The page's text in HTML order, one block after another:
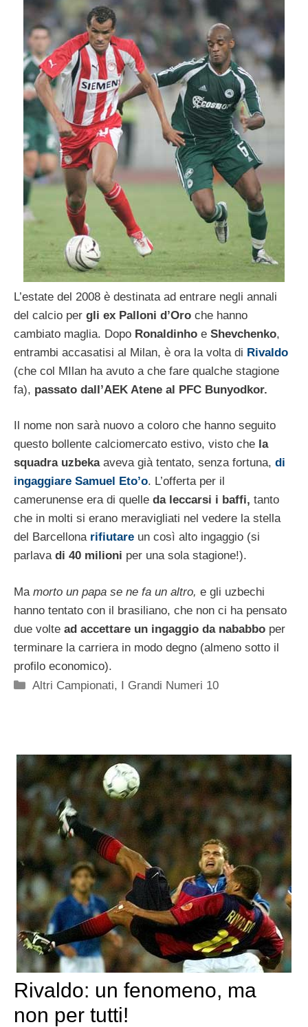
L’estate del 2008 è destinata ad entrare negli annali
del calcio per gli ex Palloni d’Oro che hanno
cambiato maglia. Dopo Ronaldinho e Shevchenko,
entrambi accasatisi al Milan, è ora la volta di Rivaldo
(che col MIlan ha avuto a che fare qualche stagione
fa), passato dall’AEK Atene al PFC Bunyodkor.
Il nome non sarà nuovo a coloro che hanno seguito
questo bollente calciomercato estivo, visto che la
squadra uzbekaaveva già tentato, senza fortuna, di
ingaggiare Samuel Eto’o. L’offerta per il
camerunense era di quelle da leccarsi i baffi, tanto
che in molti si erano meravigliati nel vedere la stella
del Barcellona rifiutare un così alto ingaggio (si
parlava di 40 milioni per una sola stagione!).
Ma morto un papa se ne fa un altro, e gli uzbechi
hanno tentato con il brasiliano, che non ci ha pensato
due volte ad accettare un ingaggio da nababbo per
terminare la carriera in modo degno (almeno sotto il
profilo economico).
Categorie
Altri Campionati, I Grandi Numeri 10
Rivaldo: un fenomeno, ma
non per tutti!